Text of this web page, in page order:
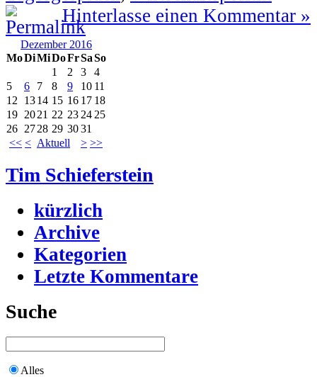
Hinterlasse einen Kommentar »
Dezember 2016
MoDiMiDoFrSaSo
<< < Aktuell > >>
1 2 3
4
5
6 7 8 9 10 11
12
1314 15 16 17 18
19 2021 22 23 24 25
26 2728 29 3031
Tim Schieferstein
kürzlich
Archive
Kategorien
Letzte Kommentare
Suche
Alles